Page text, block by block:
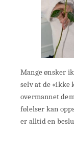
Mange ønsker
selv at de «ikke
overmannet
følelser kan
er alltid en